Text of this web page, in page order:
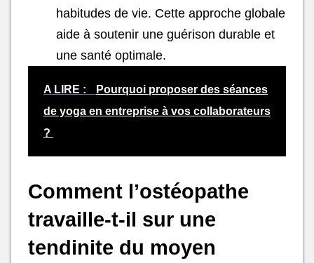
habitudes de vie. Cette approche globale
aide à soutenir une guérison durable et
une santé optimale.
A LIRE :
Pourquoi proposer des séances
de yoga en entreprise à vos collaborateurs
?
Comment l’ostéopathe
travaille-t-il sur une
tendinite du moyen